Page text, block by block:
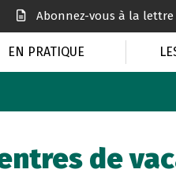
Abonnez-vous à la lettre
EN PRATIQUE
de